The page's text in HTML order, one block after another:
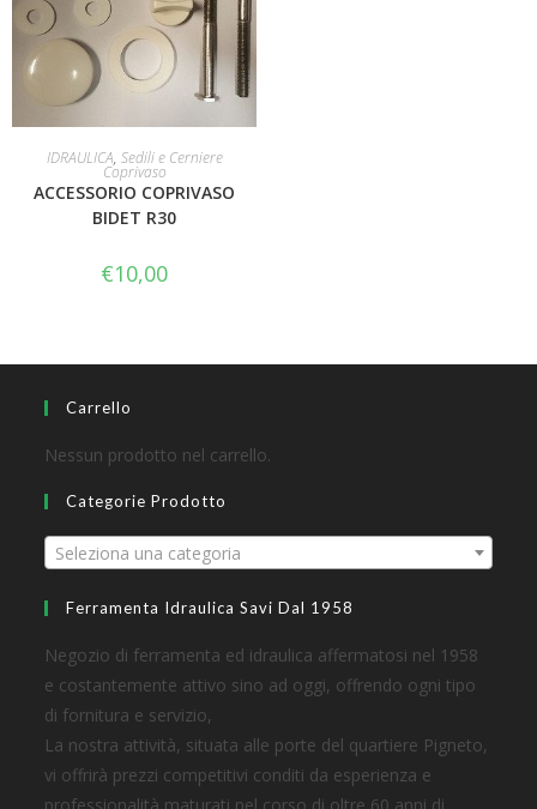
AGGIUNGI AL CARRELLO
IDRAULICA, Sedili e Cerniere
Coprivaso
ACCESSORIO COPRIVASO
BIDET R30
€10,00
Carrello
Nessun prodotto nel carrello.
Categorie Prodotto
Seleziona una categoria
Ferramenta Idraulica Savi Dal 1958
Negozio di ferramenta ed idraulica affermatosi nel 1958
e costantemente attivo sino ad oggi, offrendo ogni tipo
di fornitura e servizio,
La nostra attività, situata alle porte del quartiere Pigneto,
vi offrirà prezzi competitivi conditi da esperienza e